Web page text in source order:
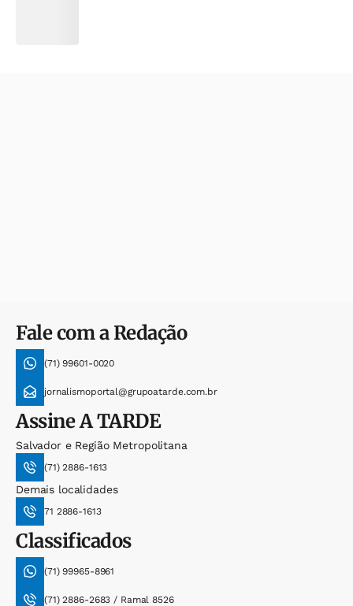
Fale com a Redação
(71) 99601-0020
jornalismoportal@grupoatarde.com.br
AssineA TARDE
Salvador e Região Metropolitana
(71) 2886-1613
Demais localidades
71 2886-1613
Classificados
(71) 99965-8961
(71) 2886-2683 / Ramal 8526